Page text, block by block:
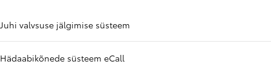
Juhi valvsuse jälgimise süsteem
Hädaabikõnede süsteem eCall